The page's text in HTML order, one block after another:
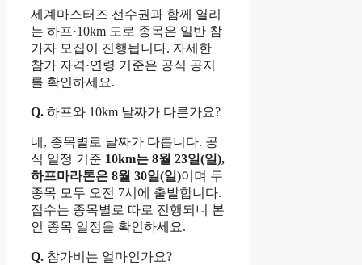
세계마스터즈 선수권과 함께 열리
는 하프·10km 도로 종목은 일반 참
가자 모집이 진행됩니다. 자세한
참가 자격·연령 기준은 공식 공지
를 확인하세요.
Q. 하프와 10km 날짜가 다른가요?
네, 종목별로 날짜가 다릅니다. 공
식 일정 기준 10km는 8월 23일(일),
하프마라톤은 8월 30일(일)이며 두
종목 모두 오전 7시에 출발합니다.
접수는 종목별로 따로 진행되니 본
인 종목 일정을 확인하세요.
Q. 참가비는 얼마인가요?